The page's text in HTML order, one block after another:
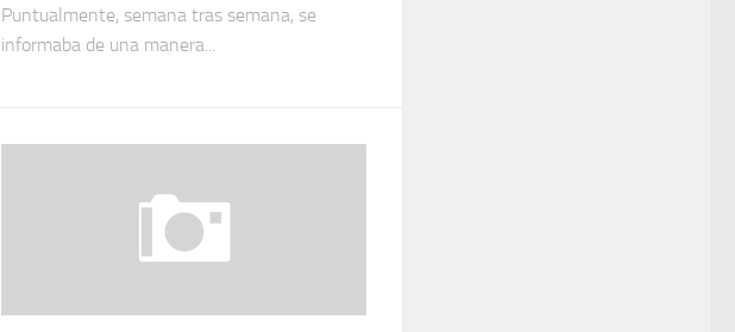
Puntualmente, semana tras semana, se
informaba de una manera...